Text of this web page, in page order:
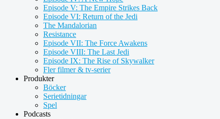
Episode V: The Empire Strikes Back
Episode VI: Return of the Jedi
The Mandalorian
Resistance
Episode VII: The Force Awakens
Episode VIII: The Last Jedi
Episode IX: The Rise of Skywalker
Fler filmer & tv-serier
Produkter
Böcker
Serietidningar
Spel
Podcasts